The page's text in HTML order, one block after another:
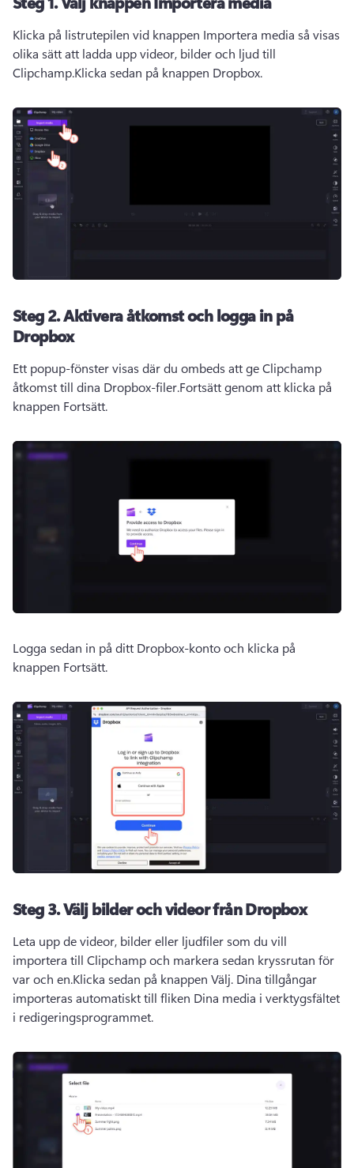
Klicka på listrutepilen vid knappen Importera media så visas
olika sätt att ladda upp videor, bilder och ljud till
Clipchamp.Klicka sedan på knappen Dropbox.
Steg 2.Aktivera åtkomst och logga in på
Dropbox
Ett popup-fönster visas där du ombeds att ge Clipchamp
åtkomst till dina Dropbox-filer.Fortsätt genom att klicka på
knappen Fortsätt.
Logga sedan in på ditt Dropbox-konto och klicka på
knappen Fortsätt.
Steg 3.Välj bilder och videor från Dropbox
Leta upp de videor, bilder eller ljudfiler som du vill
importera till Clipchamp och markera sedan kryssrutan för
var och en.Klicka sedan på knappen Välj. Dina tillgångar
importeras automatiskt till fliken Dina media i verktygsfältet
i redigeringsprogrammet.